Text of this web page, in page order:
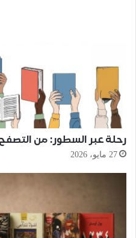
رحلة عبر السطور: من التصفح
27 مايو، 2026